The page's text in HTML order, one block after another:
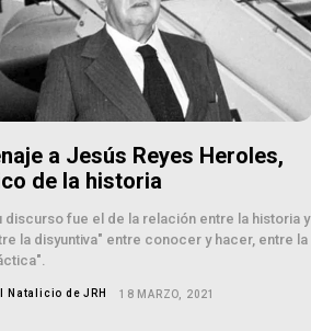
a Jesús Reyes Heroles,
de la historia
discurso fue el de la relación entre la historia y
la disyuntiva" entre conocer y hacer, entre la
Natalicio de JRH 18 MARZO, 2021